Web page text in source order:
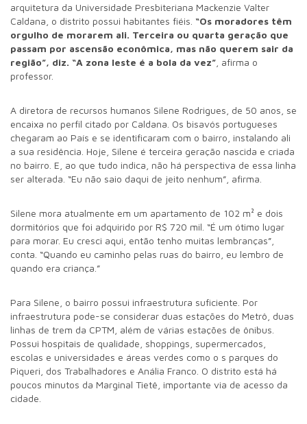
arquitetura da Universidade Presbiteriana Mackenzie Valter
Caldana, o distrito possui habitantes fiéis. “Os moradores têm
orgulho de morarem ali. Terceira ou quarta geração que
passam por ascensão econômica, mas não querem sair da
região”, diz. “A zona leste é a bola da vez” , afirma o
professor.
A diretora de recursos humanos Silene Rodrigues, de 50 anos, se
encaixa no perfil citado por Caldana. Os bisavós portugueses
chegaram ao País e se identificaram com o bairro, instalando ali
a sua residência. Hoje, Silene é terceira geração nascida e criada
no bairro. E, ao que tudo indica, não há perspectiva de essa linha
ser alterada. “Eu não saio daqui de jeito nenhum”, afirma.
Silene mora atualmente em um apartamento de 102 m² e dois
dormitórios que foi adquirido por R$ 720 mil. “É um ótimo lugar
para morar. Eu cresci aqui, então tenho muitas lembranças”,
conta. “Quando eu caminho pelas ruas do bairro, eu lembro de
quando era criança.”
Para Silene, o bairro possui infraestrutura suficiente. Por
infraestrutura pode-se considerar duas estações do Metrô, duas
linhas de trem da CPTM, além de várias estações de ônibus.
Possui hospitais de qualidade, shoppings, supermercados,
escolas e universidades e áreas verdes como o s parques do
Piqueri, dos Trabalhadores e Anália Franco. O distrito está há
poucos minutos da Marginal Tietê, importante via de acesso da
cidade.